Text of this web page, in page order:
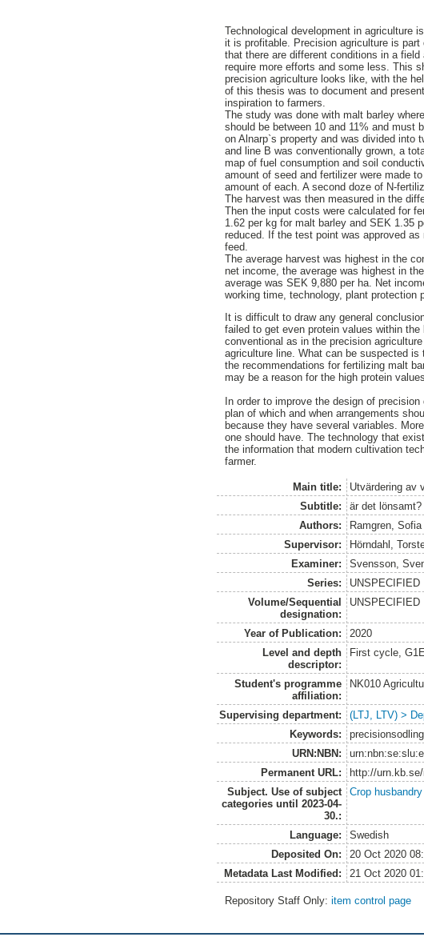
Technological development in agriculture
it is profitable. Precision agriculture is
that there are different conditions in a
require more efforts and some less. This
precision agriculture looks like, with the
of this thesis was to document and
inspiration to farmers.
The study was done with malt barley
should be between 10 and 11% and must
on Alnarp`s property and was divided into
and line B was conventionally grown, a
map of fuel consumption and soil
amount of seed and fertilizer were made
amount of each. A second doze of N-
The harvest was then measured in the
Then the input costs were calculated for
1.62 per kg for malt barley and SEK 1.35
reduced. If the test point was approved
feed.
The average harvest was highest in the
net income, the average was highest in
average was SEK 9,880 per ha. Net
working time, technology, plant protection
It is difficult to draw any general
failed to get even protein values within
conventional as in the precision
agriculture line. What can be suspected
the recommendations for fertilizing malt
may be a reason for the high protein
In order to improve the design of
plan of which and when arrangements
because they have several variables.
one should have. The technology that
the information that modern cultivation
farmer.
Main title:
Utvärdering av
Subtitle:
är det lönsamt?
Authors:
Ramgren, Sofia
Supervisor:
Hörndahl,
Examiner:
Svensson,
Series:
UNSPECIFIED
Volume/Sequential
designation:
UNSPECIFIED
Year of Publication:
2020
Level and depth
descriptor:
First cycle, G1E
Student's programme
affiliation:
NK010
Supervising department:
(LTJ, LTV) >
Keywords:
URN:NBN:
Permanent URL:
http://
Subject. Use of subject
categories until 2023-04-
30.:
Crop husbandry
Language:
Swedish
Deposited On:
20 Oct 2020
Metadata Last Modified:
21 Oct 2020
Repository Staff Only:item control page